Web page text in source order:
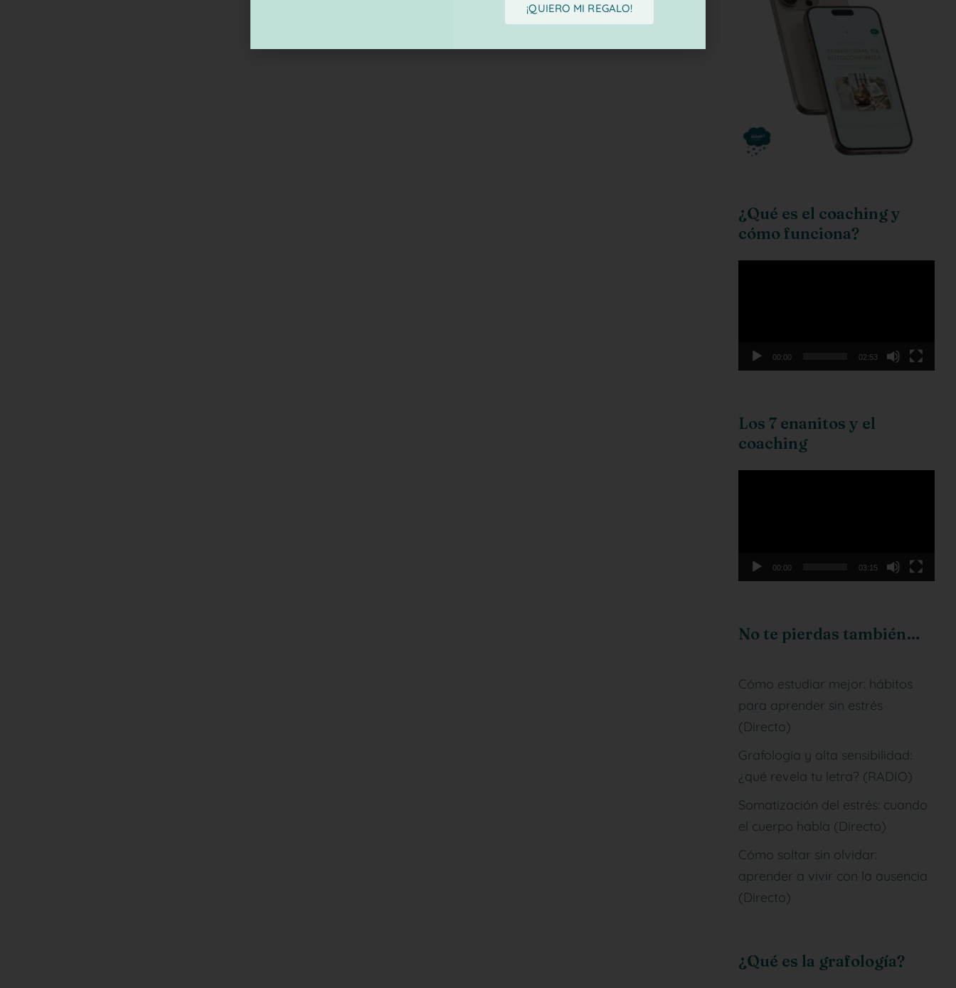
¿Qué es el coaching y
cómo funciona?
00:00 02:53
Los 7 enanitos y el
coaching
00:00 03:15
No te pierdas también…
Cómo estudiar mejor: hábitos
para aprender sin estrés
(Directo)
Grafología y alta sensibilidad:
¿qué revela tu letra? (RADIO)
Somatización del estrés: cuando
el cuerpo habla (Directo)
Cómo soltar sin olvidar:
aprender a vivir con la ausencia
(Directo)
¿Qué es la grafología?
¡QUIERO MI REGALO!